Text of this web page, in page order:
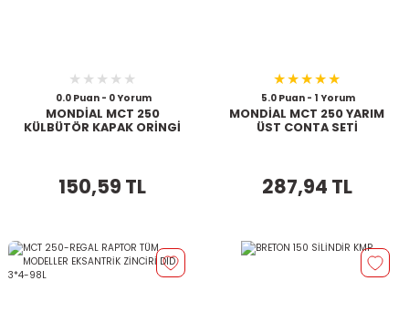
0.0 Puan - 0 Yorum
MONDİAL MCT 250
KÜLBÜTÖR KAPAK ORİNGİ
150,59 TL
5.0 Puan - 1 Yorum
MONDİAL MCT 250 YARIM
ÜST CONTA SETİ
287,94 TL